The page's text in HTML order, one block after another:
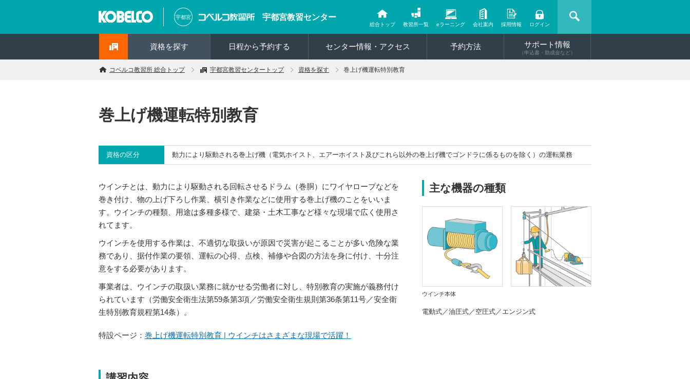
宇都宮 宇都宮教習センター
総合トップ 教習所一覧 eラーニング 会社案内 採用情報 ログイン
資格を探す 日程から予約する センター情報・アクセス 予約方法 サポート情報
（申込書・助成金など）
コベルコ教習所 総合トップ 宇都宮教習センタートップ 資格を探す 巻上げ機運転特別教育
巻上げ機運転特別教育
資格の区分 動力により駆動される巻上げ機（電気ホイスト、エアーホイスト及びこれら以外の巻上げ機でゴンドラに係るものを除く）の運転業務
ウインチとは、動力により駆動される回転させるドラム（巻胴）にワイヤロープなどを
巻き付け、物の上げ下ろし作業、横引き作業などに使用する巻上げ機のことをいいま
す。ウインチの種類、用途は多種多様で、建築・土木工事など様々な現場で広く使用さ
れてます。
ウインチを使用する作業は、不適切な取扱いが原因で災害が起こることが多い危険な業
務であり、据付作業の要領、運転の心得、点検、補修や合図の方法を身に付け、十分注
意をする必要があります。
事業者は、ウインチの取扱い業務に就かせる労働者に対し、特別教育の実施が義務付け
られています（労働安全衛生法第59条第3項／労働安全衛生規則第36条第11号／安全衛
生特別教育規程第14条）。
特設ページ： 巻上げ機運転特別教育 | ウインチはさまざまな現場で活躍！
主な機器の種類
ウインチ本体
電動式／油圧式／空圧式／エンジン式